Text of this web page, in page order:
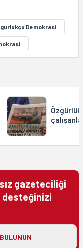
Demokrasi
gazeteciliği